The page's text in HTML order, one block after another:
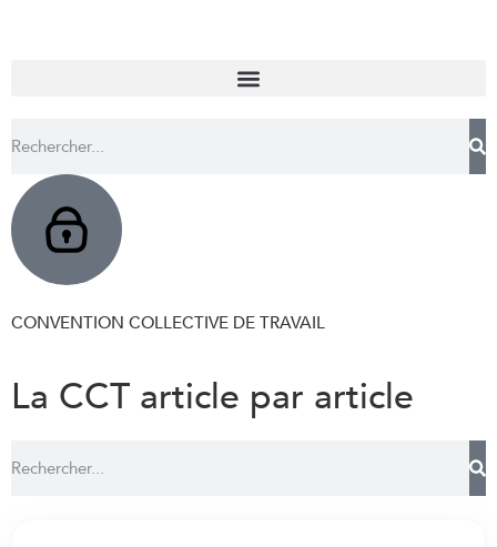
CONVENTION COLLECTIVE DE TRAVAIL
La CCT article par article